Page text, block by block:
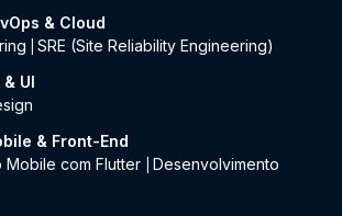
& Cloud
SRE (Site Reliability Engineering)
UI
& Front-End
Mobile com Flutter
Desenvolvimento